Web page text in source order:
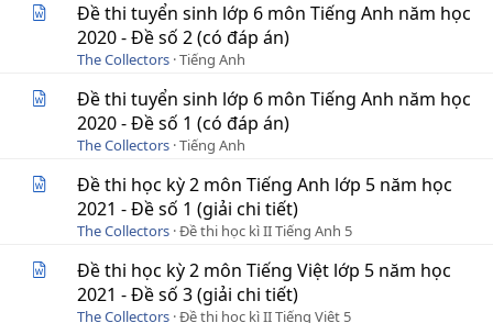
Đề thi tuyển sinh lớp 6 môn Tiếng Anh năm học
2020 - Đề số 2 (có đáp án)
The Collectors Tiếng Anh
Đề thi tuyển sinh lớp 6 môn Tiếng Anh năm học
2020 - Đề số 1 (có đáp án)
The Collectors Tiếng Anh
Đề thi học kỳ 2 môn Tiếng Anh lớp 5 năm học
2021 - Đề số 1 (giải chi tiết)
The Collectors Đề thi học kì II Tiếng Anh 5
Đề thi học kỳ 2 môn Tiếng Việt lớp 5 năm học
2021 - Đề số 3 (giải chi tiết)
The Collectors Đề thi học kì II Tiếng Việt 5